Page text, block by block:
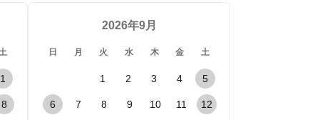
持、保護及び改善のため
ご案内、お問い合せ等への対応のため
契約、規約、ポリシー等に違反する行為に対する対応のため
規約、ポリシー等の変更などを通知するため
1
8
2026年9月
日 月 火 水 木 金 土
1 2 3 4 5
6 7 8 9 10 11 12